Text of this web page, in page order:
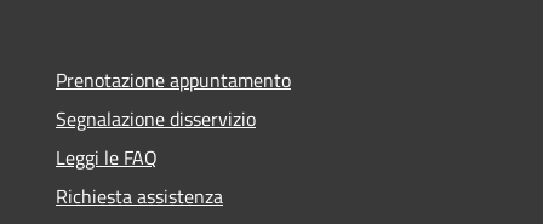
Prenotazione appuntamento
Segnalazione disservizio
Leggi le FAQ
Richiesta assistenza